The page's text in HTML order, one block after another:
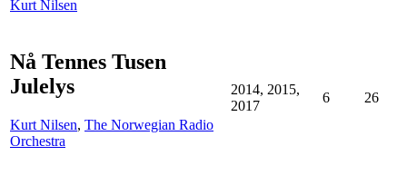
Kurt Nilsen
Nå Tennes Tusen
Julelys
Kurt Nilsen, The Norwegian Radio
Orchestra
2014, 2015,
2017
6 26